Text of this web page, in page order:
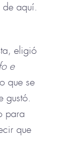
aquí.
eligió
e
que se
gustó.
para
que